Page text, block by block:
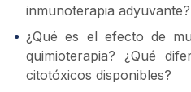
inmunoterapia adyuvante?
¿Qué es el efecto de
quimioterapia? ¿Qué
citotóxicos disponibles?